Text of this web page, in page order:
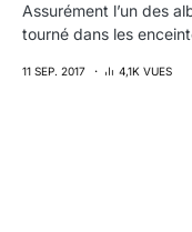
Assurément l’un des
tourné dans les
11 SEP. 2017 4,1K VUES